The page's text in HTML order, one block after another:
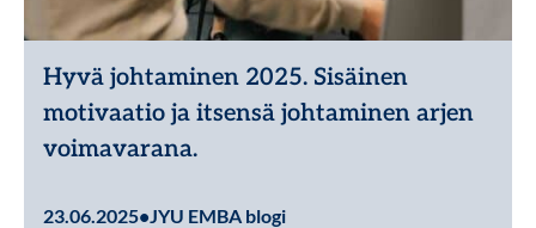
Hyvä johtaminen 2025. Sisäinen
motivaatio ja itsensä johtaminen arjen
voimavarana.
23.06.2025•JYU EMBA blogi